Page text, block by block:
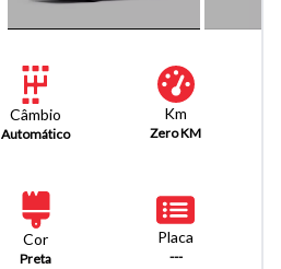
Câmbio
Automático
Km
Zero KM
Cor
Preta
Placa
---